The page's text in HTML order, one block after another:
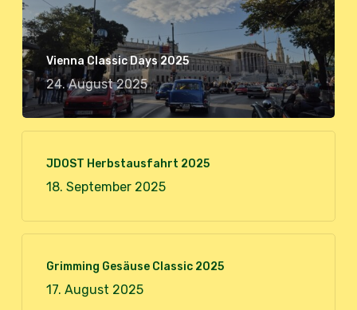
Vienna Classic Days 2025
24. August 2025
JDOST Herbstausfahrt 2025
18. September 2025
Grimming Gesäuse Classic 2025
17. August 2025